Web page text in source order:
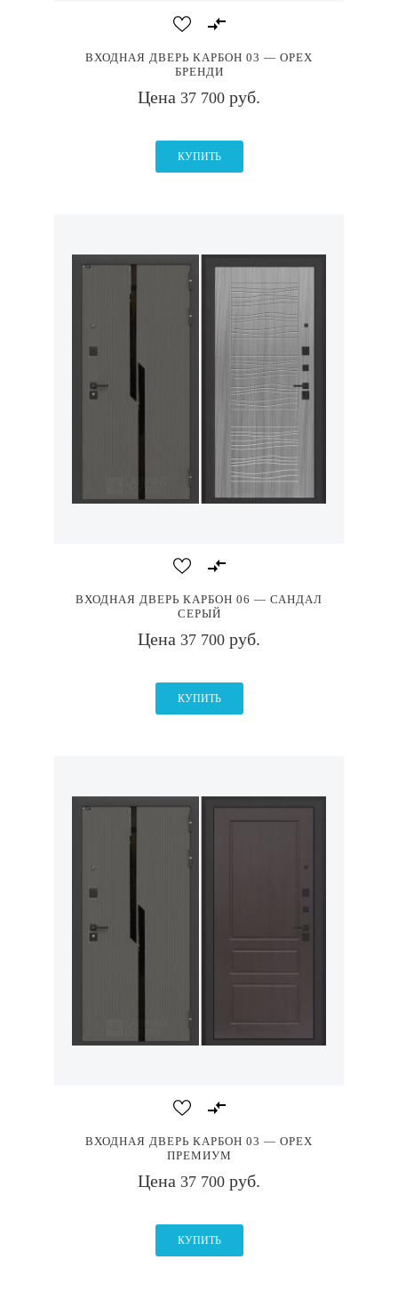
ВХОДНАЯ ДВЕРЬ КАРБОН 03 — ОРЕХ
БРЕНДИ
Цена 37 700 руб.
КУПИТЬ
ВХОДНАЯ ДВЕРЬ КАРБОН 06 — САНДАЛ
СЕРЫЙ
Цена 37 700 руб.
КУПИТЬ
ВХОДНАЯ ДВЕРЬ КАРБОН 03 — ОРЕХ
ПРЕМИУМ
Цена 37 700 руб.
КУПИТЬ